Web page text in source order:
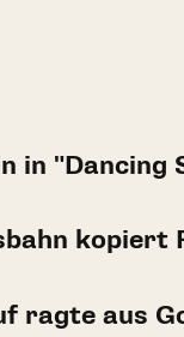
in "Dancing
kopiert
ragte aus